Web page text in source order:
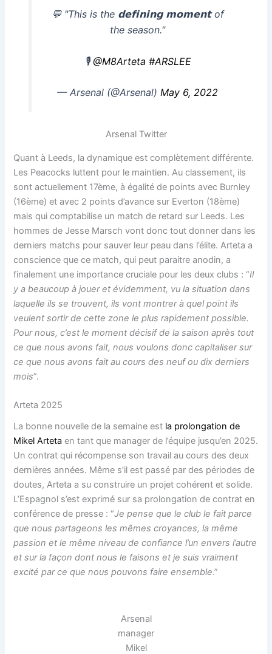
💬 "This is the 𝗱𝗲𝗳𝗶𝗻𝗶𝗻𝗴 𝗺𝗼𝗺𝗲𝗻𝘁 of
the season."
🎙 @M8Arteta #ARSLEE
— Arsenal (@Arsenal) May 6, 2022
Arsenal Twitter
Quant à Leeds, la dynamique est complètement différente.
Les Peacocks luttent pour le maintien. Au classement, ils
sont actuellement 17ème, à égalité de points avec Burnley
(16ème) et avec 2 points d’avance sur Everton (18ème)
mais qui comptabilise un match de retard sur Leeds. Les
hommes de Jesse Marsch vont donc tout donner dans les
derniers matchs pour sauver leur peau dans l’élite. Arteta a
conscience que ce match, qui peut paraitre anodin, a
finalement une importance cruciale pour les deux clubs : “Il
y a beaucoup à jouer et évidemment, vu la situation dans
laquelle ils se trouvent, ils vont montrer à quel point ils
veulent sortir de cette zone le plus rapidement possible.
Pour nous, c’est le moment décisif de la saison après tout
ce que nous avons fait, nous voulons donc capitaliser sur
ce que nous avons fait au cours des neuf ou dix derniers
mois”.
Arteta 2025
La bonne nouvelle de la semaine est la prolongation de
Mikel Arteta en tant que manager de l’équipe jusqu’en 2025.
Un contrat qui récompense son travail au cours des deux
dernières années. Même s’il est passé par des périodes de
doutes, Arteta a su construire un projet cohérent et solide.
L’Espagnol s’est exprimé sur sa prolongation de contrat en
conférence de presse : “Je pense que le club le fait parce
que nous partageons les mêmes croyances, la même
passion et le même niveau de confiance l’un envers l’autre
et sur la façon dont nous le faisons et je suis vraiment
excité par ce que nous pouvons faire ensemble.”
Arsenal
manager
Mikel